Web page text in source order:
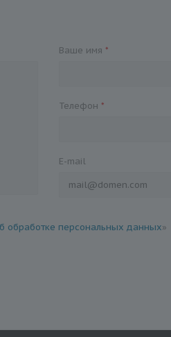
Ваше имя*
Телефон*
E-mail
обработке персональных данных»